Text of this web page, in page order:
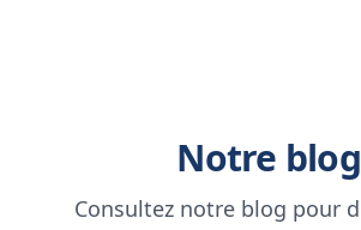
Notre blog
Consultez notre blog pour